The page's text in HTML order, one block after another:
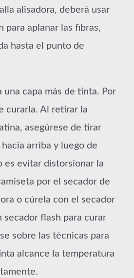
alisadora, deberá usar
para aplanar las fibras,
hasta el punto de
una capa más de tinta. Por
curarla. Al retirar la
asegúrese de tirar
arriba y luego de
es evitar distorsionar la
por el secador de
o cúrela con el secador
secador flash para curar
sobre las técnicas para
alcance la temperatura